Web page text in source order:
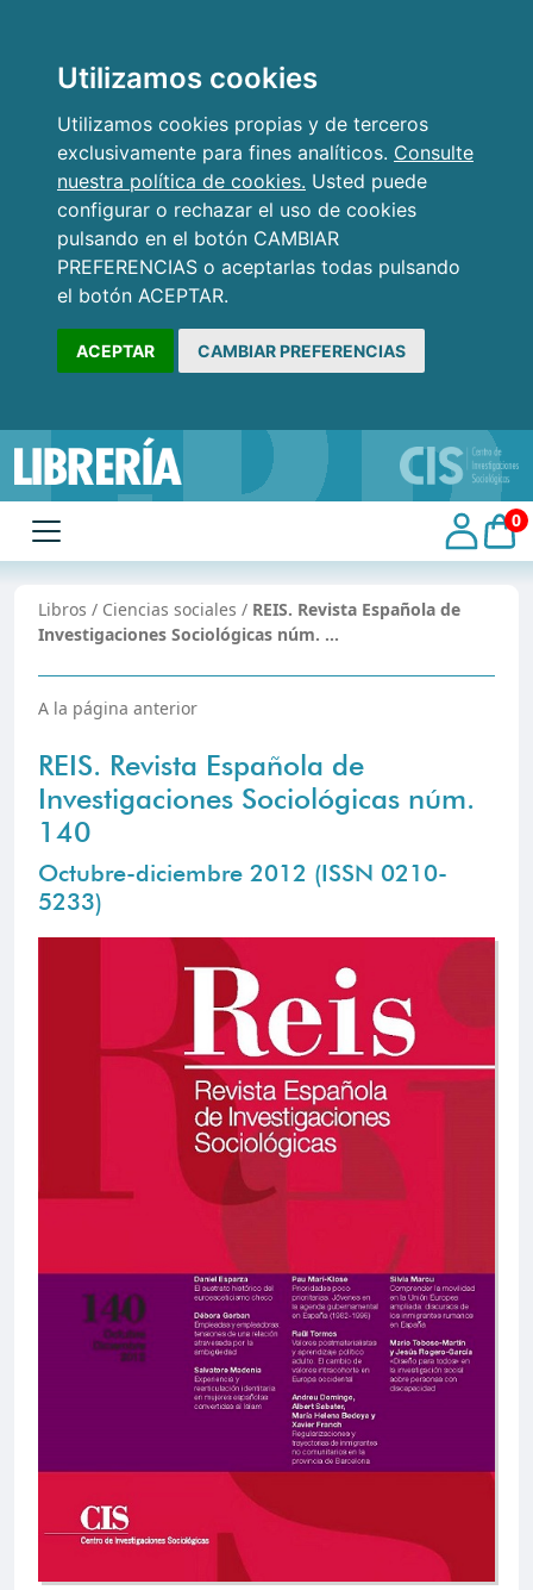
Utilizamos cookies
Utilizamos cookies propias y de terceros
exclusivamente para fines analíticos. Consulte
nuestra política de cookies. Usted puede
configurar o rechazar el uso de cookies
pulsando en el botón CAMBIAR
PREFERENCIAS o aceptarlas todas pulsando
el botón ACEPTAR.
ACEPTAR CAMBIAR PREFERENCIAS
0
Libros / Ciencias sociales / REIS. Revista Española de
Investigaciones Sociológicas núm. …
A la página anterior
REIS. Revista Española de
Investigaciones Sociológicas núm.
140
Octubre-diciembre 2012 (ISSN 0210-
5233)